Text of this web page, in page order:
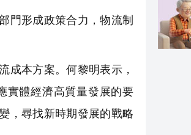
門形成政策合力，物流制
成本方案。何黎明表示，
實體經濟高質量發展的要
，尋找新時期發展的戰略